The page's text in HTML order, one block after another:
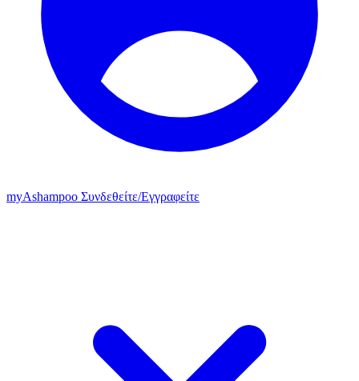
myAshampoo Συνδεθείτε/Εγγραφείτε